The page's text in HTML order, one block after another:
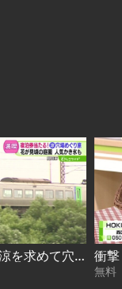
ゆらり旅〜旭川で涼を求めて穴場巡り 2026-07-30
無料